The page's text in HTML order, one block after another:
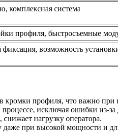
комплексная система
профиля, быстросъемные
возможность
кромки профиля, что важно
процессе, исключая ошибки из-
нагрузку оператора.
даже при высокой мощности и